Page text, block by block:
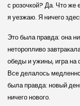
с розочкой? Да. Что
я уезжаю. Я ничего
Это была правда: она
неторопливо
обеды и ужины, игра на
Все делалось
была правда: новый
ничего нового.